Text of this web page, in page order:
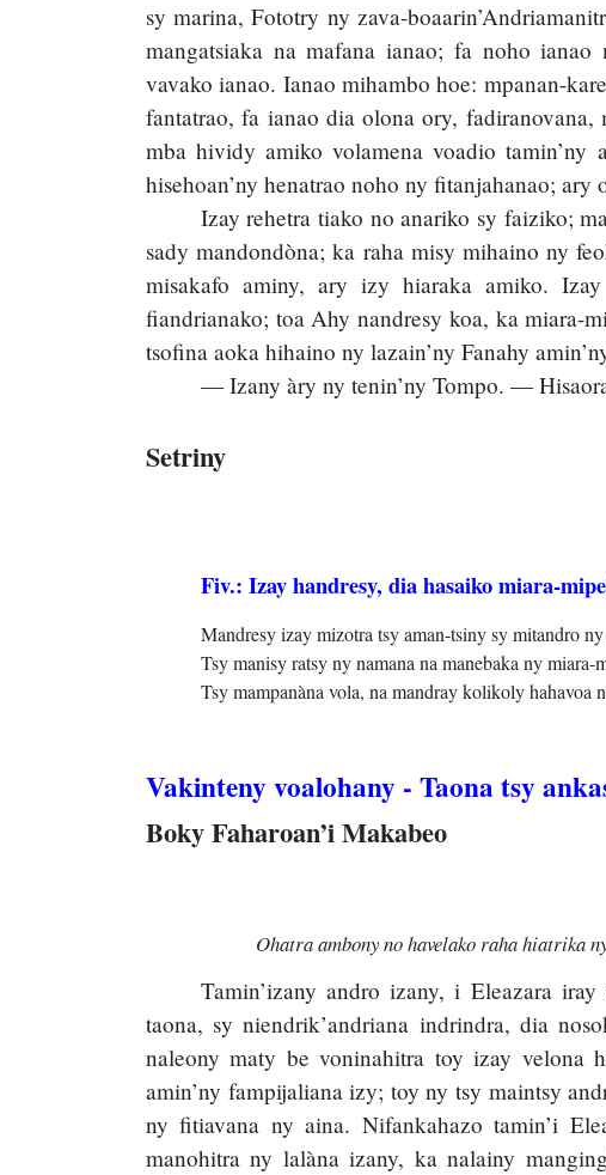
sy marina, Fototry ny zava-
mangatsiaka na mafana ianao; fa noho
vavako ianao. Ianao mihambo hoe: mpanan-
fantatrao, fa ianao dia olona ory,
mba hividy amiko volamena voadio tamin’ny
hisehoan’ny henatrao noho ny fitanjahanao;
Izay rehetra tiako no anariko sy faiziko;
sady mandondòna; ka raha misy mihaino ny
misakafo aminy, ary izy hiaraka amiko.
fiandrianako; toa Ahy nandresy koa, ka miara-
tsofina aoka hihaino ny lazain’ny Fanahy
— Izany àry ny tenin’ny Tompo. —
Setriny
Fiv.: Izay handresy, dia hasaiko miara-
Mandresy izay mizotra tsy aman-tsiny sy mitandro
Tsy manisy ratsy ny namana na manebaka ny
Tsy mampanàna vola, na mandray kolikoly hahavoa
Vakinteny voalohany - Taona tsy
Boky Faharoan’i Makabeo
Ohatra ambony no havelako raha hiatrika
Tamin’izany andro izany, i Eleazara
taona, sy niendrik’andriana indrindra, dia
naleony maty be voninahitra toy izay velona
amin’ny fampijaliana izy; toy ny tsy maintsy
ny fitiavana ny aina. Nifankahazo tamin’i
manohitra ny lalàna izany, ka nalainy